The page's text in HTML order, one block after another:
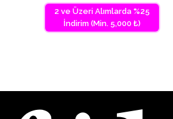
2 ve Üzeri Alımlarda %25
İndirim (Min. 5,000 ₺)